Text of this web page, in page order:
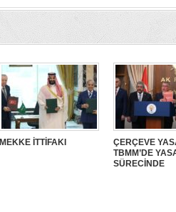
MEKKE İTTİFAKI
ÇERÇEVE
TBMM’DE
SÜRECİNDE